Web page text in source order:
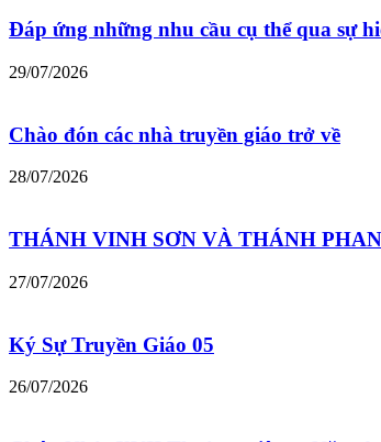
Đáp ứng những nhu cầu cụ thể qua sự
29/07/2026
Chào đón các nhà truyền giáo trở về
28/07/2026
THÁNH VINH SƠN VÀ THÁNH
27/07/2026
Ký Sự Truyền Giáo 05
26/07/2026